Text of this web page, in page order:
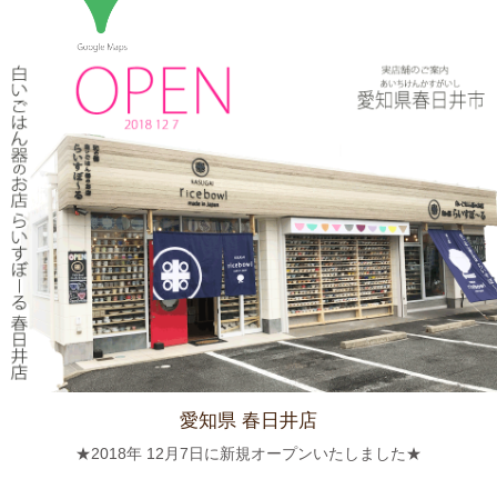
≪マガジンで掲載されました≫ 流行発信MOOK おでかけ春日井
守山小牧2019-2020 2019年4月号に 白いごはん器のお店 らいす
ぼーる 春日井店が掲載されました。
2024/3/12
≪テレビで紹介されました≫ 2019年5月18日 、東海テレビ ぐっ
さん家！『ぐっさん！オレンジと行く春日井Jeep旅！』で 山口
智充さんが白いごはん器のお店 らいすぼーる 春日井店にいらっ
しゃいました。
2024/2/22
≪おすすめ≫今日は猫の日！猫好きにはたまらないおすすめご飯
茶碗いかがでしょうか？
愛知県 春日井店
★2018年 12月7日に新規オープンいたしました★